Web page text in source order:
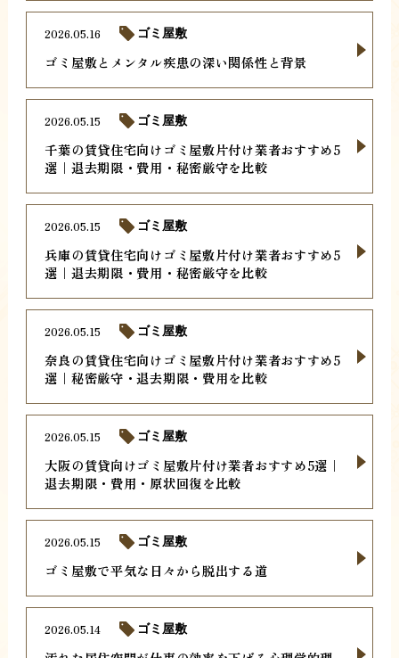
ゴミ屋敷とメンタル疾患の深い関係性と背景
2026.05.16 ゴミ屋敷
千葉の賃貸住宅向けゴミ屋敷片付け業者おすすめ5
選｜退去期限・費用・秘密厳守を比較
2026.05.15 ゴミ屋敷
兵庫の賃貸住宅向けゴミ屋敷片付け業者おすすめ5
選｜退去期限・費用・秘密厳守を比較
2026.05.15 ゴミ屋敷
奈良の賃貸住宅向けゴミ屋敷片付け業者おすすめ5
選｜秘密厳守・退去期限・費用を比較
2026.05.15 ゴミ屋敷
大阪の賃貸向けゴミ屋敷片付け業者おすすめ5選｜
退去期限・費用・原状回復を比較
2026.05.15 ゴミ屋敷
ゴミ屋敷で平気な日々から脱出する道
2026.05.15 ゴミ屋敷
2026.05.14 ゴミ屋敷